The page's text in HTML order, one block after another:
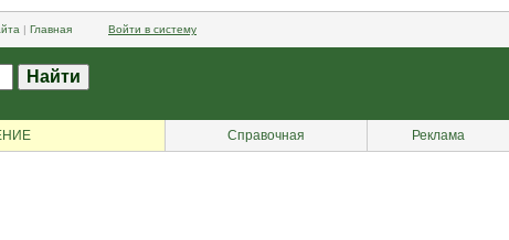
| Главная Войти в систему
Справочная Реклама